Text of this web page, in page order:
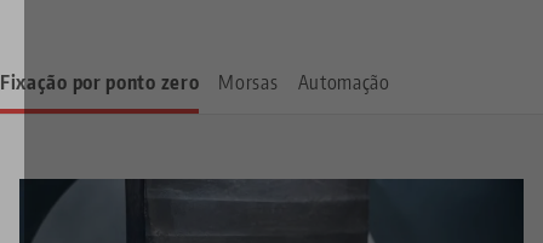
Fixação por ponto zero Morsas Automação